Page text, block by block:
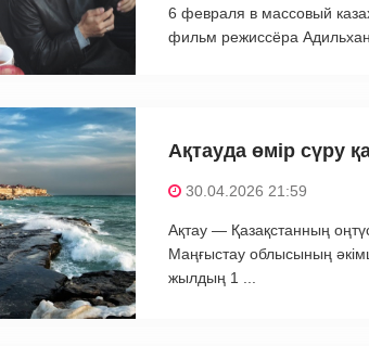
6 февраля в массовый
фильм режиссёра
Ақтауда өмір сүру
30.04.2026 21:59
Ақтау — Қазақстанның
Маңғыстау облысының
жылдың 1 ...